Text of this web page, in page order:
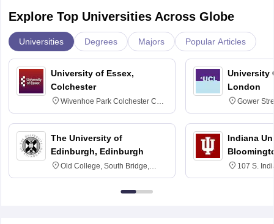
Explore Top Universities Across Globe
Universities Degrees Majors Popular Articles
University of Essex,
Colchester
Wivenhoe Park Colchester CO4
3SQ
The University of
Edinburgh, Edinburgh
Old College, South Bridge,
Edinburgh, Post Code EH8 9YL
University
London
Gower
6BT
Indiana
107 S.